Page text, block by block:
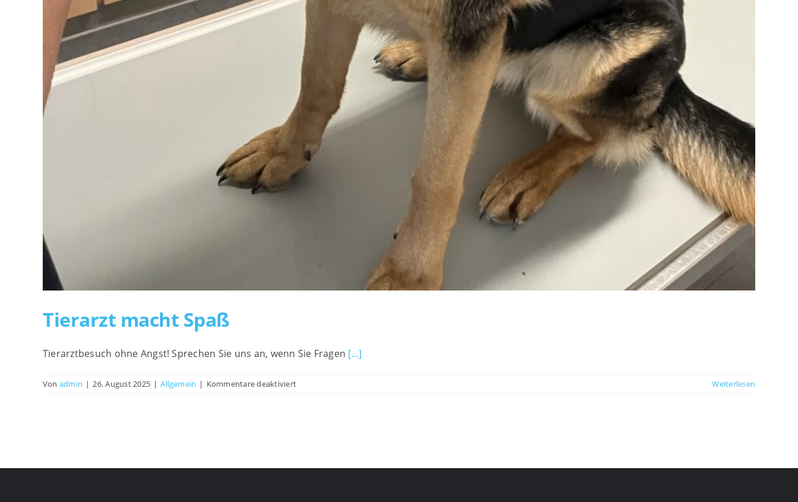
Tierarzt macht Spaß
Tierarztbesuch ohne Angst! Sprechen Sie uns an, wenn Sie Fragen [...]
Von admin | 26. August 2025 | Allgemein | Kommentare deaktiviertfür
Weiterlesen